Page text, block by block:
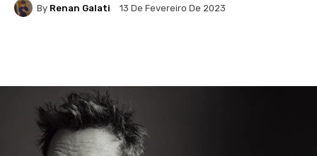
By Renan Galati 13 De Fevereiro De 2023